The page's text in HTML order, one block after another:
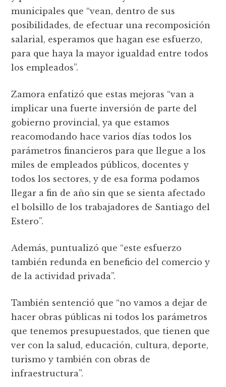
municipales que “vean, dentro de sus
posibilidades, de efectuar una recomposición
salarial, esperamos que hagan ese esfuerzo,
para que haya la mayor igualdad entre todos
los empleados”.
Zamora enfatizó que estas mejoras “van a
implicar una fuerte inversión de parte del
gobierno provincial, ya que estamos
reacomodando hace varios días todos los
parámetros financieros para que llegue a los
miles de empleados públicos, docentes y
todos los sectores, y de esa forma podamos
llegar a fin de año sin que se sienta afectado
el bolsillo de los trabajadores de Santiago del
Estero”.
Además, puntualizó que “este esfuerzo
también redunda en beneficio del comercio y
de la actividad privada”.
También sentenció que “no vamos a dejar de
hacer obras públicas ni todos los parámetros
que tenemos presupuestados, que tienen que
ver con la salud, educación, cultura, deporte,
turismo y también con obras de
infraestructura”.